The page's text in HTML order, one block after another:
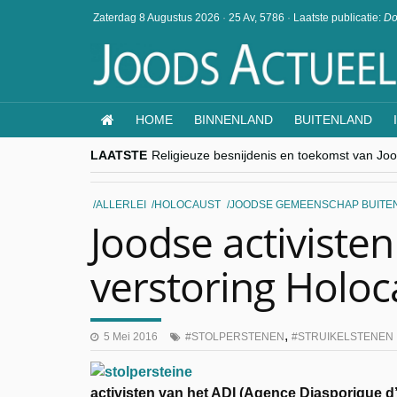
Zaterdag 8 Augustus 2026 · 25 Av, 5786 · Laatste publicatie:
HOME BINNENLAND BUITENLAND
LAATSTE Religieuze besnijdenis en toekomst van
“Besnijdenisdebat toont hoe moeilijk
CITYTRIP | ROEMENIË – Boekarest: de
“Vandaag zit elke Jood in België op de
ALLERLEI HOLOCAUST JOODSE GEMEENSCHAP
Joodse
verstoring
5 Mei 2016 STOLPERSTENEN, STRUIKELSTENEN
activisten van het ADI (Agence Diasporique